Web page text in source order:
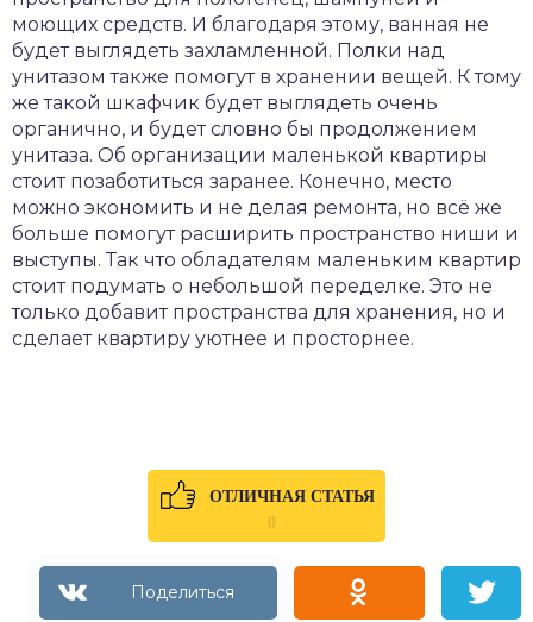
моющих средств. И благодаря этому, ванная не
будет выглядеть захламленной. Полки над
унитазом также помогут в хранении вещей. К тому
же такой шкафчик будет выглядеть очень
органично, и будет словно бы продолжением
унитаза. Об организации маленькой квартиры
стоит позаботиться заранее. Конечно, место
можно экономить и не делая ремонта, но всё же
больше помогут расширить пространство ниши и
выступы. Так что обладателям маленьким квартир
стоит подумать о небольшой переделке. Это не
только добавит пространства для хранения, но и
сделает квартиру уютнее и просторнее.
ОТЛИЧНАЯ СТАТЬЯ
0